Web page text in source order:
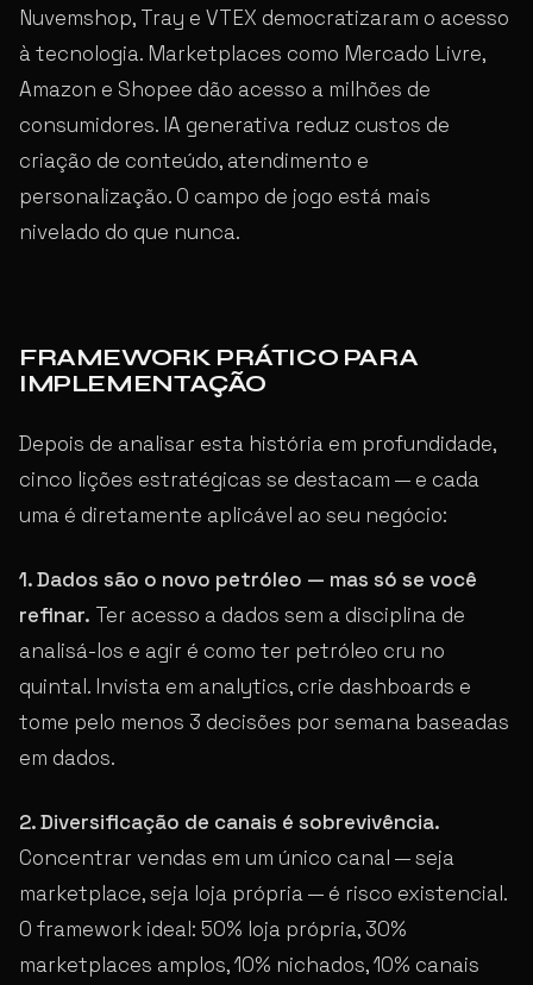
Nuvemshop, Tray e VTEX democratizaram o acesso
à tecnologia. Marketplaces como Mercado Livre,
Amazon e Shopee dão acesso a milhões de
consumidores. IA generativa reduz custos de
criação de conteúdo, atendimento e
personalização. O campo de jogo está mais
nivelado do que nunca.
FRAMEWORK PRÁTICO PARA
IMPLEMENTAÇÃO
Depois de analisar esta história em profundidade,
cinco lições estratégicas se destacam — e cada
uma é diretamente aplicável ao seu negócio:
1. Dados são o novo petróleo — mas só se você
refinar. Ter acesso a dados sem a disciplina de
analisá-los e agir é como ter petróleo cru no
quintal. Invista em analytics, crie dashboards e
tome pelo menos 3 decisões por semana baseadas
em dados.
2. Diversificação de canais é sobrevivência.
Concentrar vendas em um único canal — seja
marketplace, seja loja própria — é risco existencial.
O framework ideal: 50% loja própria, 30%
marketplaces amplos, 10% nichados, 10% canais